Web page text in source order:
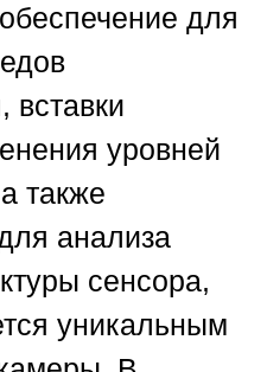
для
вставки
уровней
также
анализа
сенсора,
уникальным